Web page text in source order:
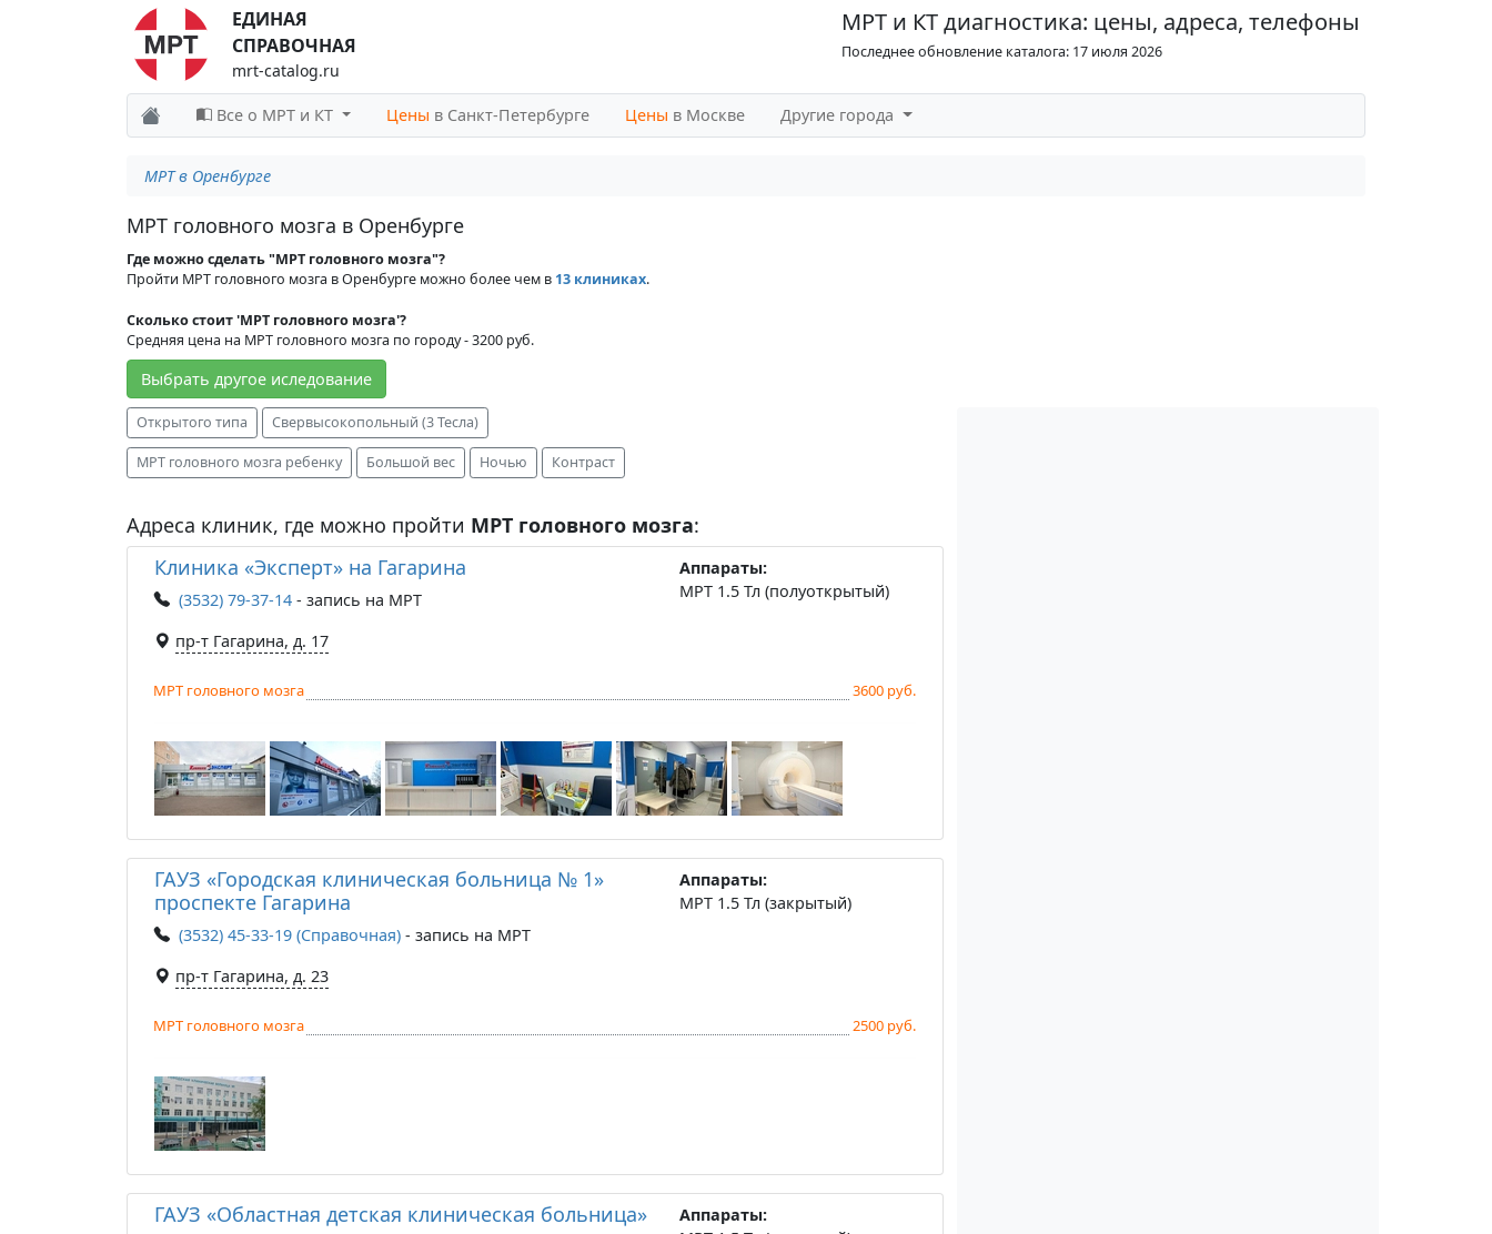
ЕДИНАЯ
СПРАВОЧНАЯ
mrt-catalog.ru
МРТ и КТ диагностика: цены, адреса, телефоны
Последнее обновление каталога: 17 июля 2026
Все о МРТ и КТ Цены в Санкт-Петербурге Цены в Москве Другие города
МРТ в Оренбурге
МРТ головного мозга в Оренбурге
Где можно сделать "МРТ головного мозга"?
Пройти МРТ головного мозга в Оренбурге можно более чем в 13 клиниках.
Сколько стоит 'МРТ головного мозга'?
Средняя цена на МРТ головного мозга по городу - 3200 руб.
Выбрать другое иследование
Открытого типа Свервысокопольный (3 Тесла)
МРТ головного мозга ребенку Большой вес Ночью Контраст
Адреса клиник, где можно пройти МРТ головного мозга:
Клиника «Эксперт» на Гагарина
(3532) 79-37-14 - запись на МРТ
пр-т Гагарина, д. 17
Аппараты:
МРТ 1.5 Тл (полуоткрытый)
МРТ головного мозга 3600 руб.
ГАУЗ «Городская клиническая больница № 1»
проспекте Гагарина
(3532) 45-33-19 (Справочная) - запись на МРТ
пр-т Гагарина, д. 23
Аппараты:
МРТ 1.5 Тл (закрытый)
МРТ головного мозга 2500 руб.
ГАУЗ «Областная детская клиническая больница»
Аппараты: